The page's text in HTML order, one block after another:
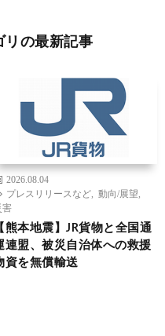
リの最新記事
2026.08.04
プレスリリースなど
動向/展望
害
【熊本地震】JR貨物と全国通
連盟、被災自治体への救援
資を無償輸送